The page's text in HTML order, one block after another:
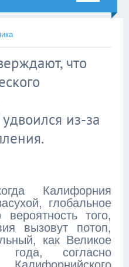
что
из-за
Калифорния
глобальное
того,
вызовут потоп,
как Великое
года, согласно